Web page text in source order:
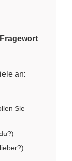
Fragewort
an:
Sie